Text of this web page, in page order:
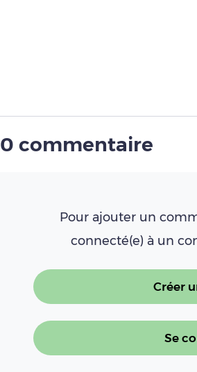
0 commentaire
Pour ajouter un
connecté(e) à un
Créer
Se